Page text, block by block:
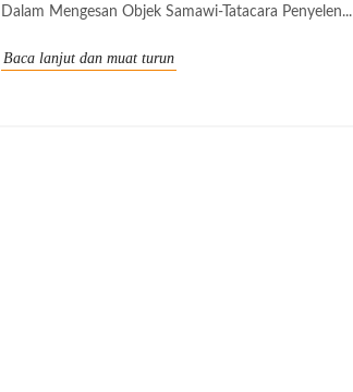
Dalam Mengesan Objek Samawi-Tatacara Penyelen...
Baca lanjut dan muat turun